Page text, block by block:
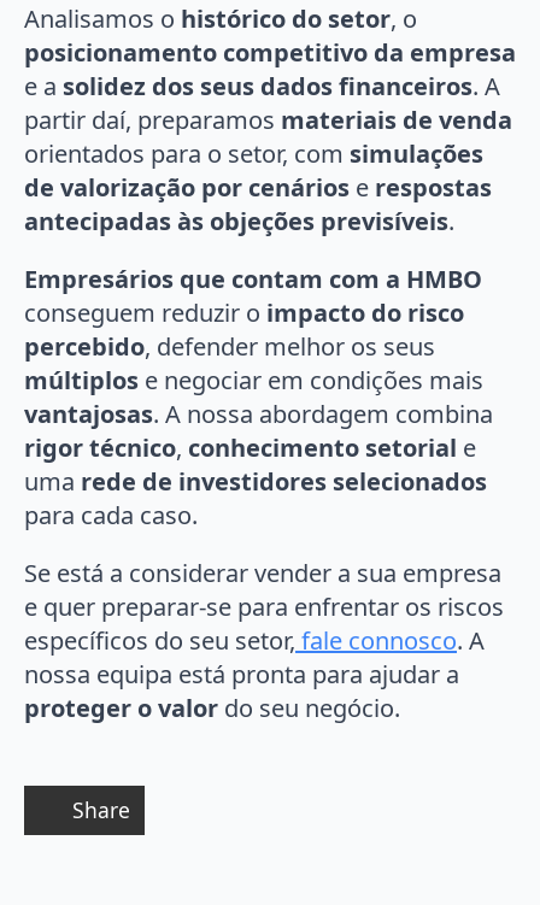
Analisamos o histórico do setor, o
posicionamento competitivo da empresa
e a solidez dos seus dados financeiros. A
partir daí, preparamos materiais de venda
orientados para o setor, com simulações
de valorização por cenários e respostas
antecipadas às objeções previsíveis.
Empresários que contam com a HMBO
conseguem reduzir o impacto do risco
percebido, defender melhor os seus
múltiplos e negociar em condições mais
vantajosas. A nossa abordagem combina
rigor técnico, conhecimento setorial e
uma rede de investidores selecionados
para cada caso.
Se está a considerar vender a sua empresa
e quer preparar-se para enfrentar os riscos
específicos do seu setor, fale connosco. A
nossa equipa está pronta para ajudar a
proteger o valor do seu negócio.
Share